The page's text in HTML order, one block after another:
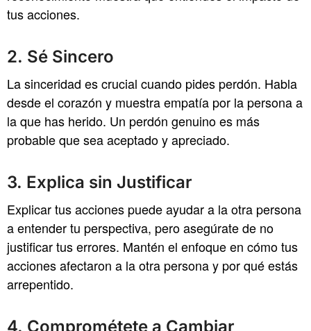
tus acciones.
2. Sé Sincero
La sinceridad es crucial cuando pides perdón. Habla
desde el corazón y muestra empatía por la persona a
la que has herido. Un perdón genuino es más
probable que sea aceptado y apreciado.
3. Explica sin Justificar
Explicar tus acciones puede ayudar a la otra persona
a entender tu perspectiva, pero asegúrate de no
justificar tus errores. Mantén el enfoque en cómo tus
acciones afectaron a la otra persona y por qué estás
arrepentido.
4. Comprométete a Cambiar